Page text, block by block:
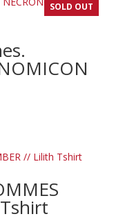
SOLD OUT